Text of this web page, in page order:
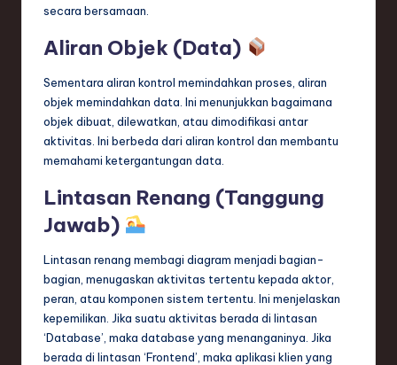
secara bersamaan.
Aliran Objek (Data)
Sementara aliran kontrol memindahkan proses, aliran
objek memindahkan data. Ini menunjukkan bagaimana
objek dibuat, dilewatkan, atau dimodifikasi antar
aktivitas. Ini berbeda dari aliran kontrol dan membantu
memahami ketergantungan data.
Lintasan Renang (Tanggung
Jawab)
Lintasan renang membagi diagram menjadi bagian-
bagian, menugaskan aktivitas tertentu kepada aktor,
peran, atau komponen sistem tertentu. Ini menjelaskan
kepemilikan. Jika suatu aktivitas berada di lintasan
‘Database’, maka database yang menanganinya. Jika
berada di lintasan ‘Frontend’, maka aplikasi klien yang